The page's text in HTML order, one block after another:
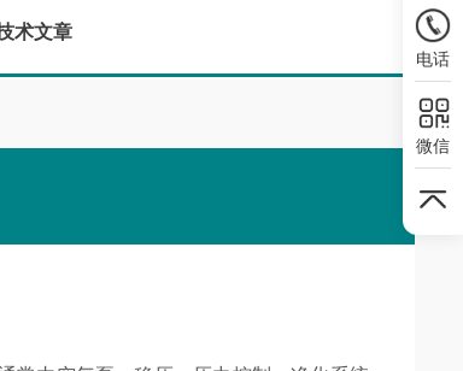
术文章
电话
微信